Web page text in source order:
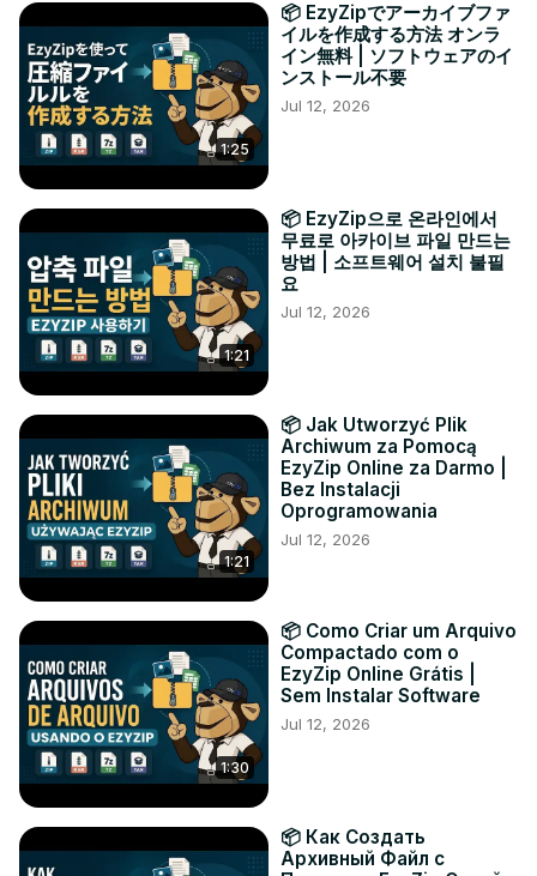
1:25
📦 EzyZipでアーカイブファ
イルを作成する方法 オンラ
イン無料 | ソフトウェアのイ
ンストール不要
Jul 12, 2026
1:21
📦 EzyZip으로 온라인에서
무료로 아카이브 파일 만드는
방법 | 소프트웨어 설치 불필
요
Jul 12, 2026
1:21
📦 Jak Utworzyć Plik
Archiwum za Pomocą
EzyZip Online za Darmo |
Bez Instalacji
Oprogramowania
Jul 12, 2026
1:30
📦 Como Criar um Arquivo
Compactado com o
EzyZip Online Grátis |
Sem Instalar Software
Jul 12, 2026
📦 Как Создать
Архивный Файл с